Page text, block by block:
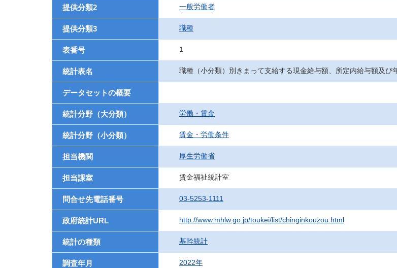
提供分類2 一般労働者
提供分類3 職種
表番号 1
統計表名 職種（小分類）別きまって支給する現金給与額、所定内給与額及び
データセットの概要
統計分野（大分類） 労働・賃金
統計分野（小分類） 賃金・労働条件
担当機関 厚生労働省
担当課室 賃金福祉統計室
問合せ先電話番号 03-5253-1111
政府統計URL http://www.mhlw.go.jp/toukei/list/chinginkouzou.html
統計の種類 基幹統計
調査年月 2022年